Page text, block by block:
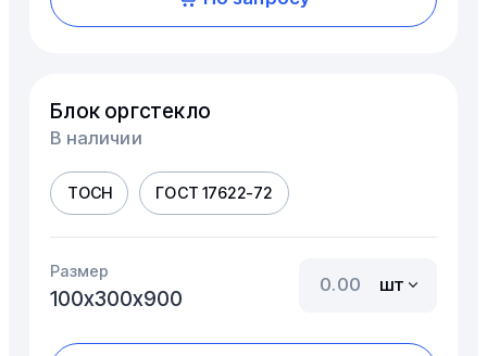
Блок оргстекло
В наличии
ТОСН ГОСТ 17622-72
Размер
100х300х900
шт